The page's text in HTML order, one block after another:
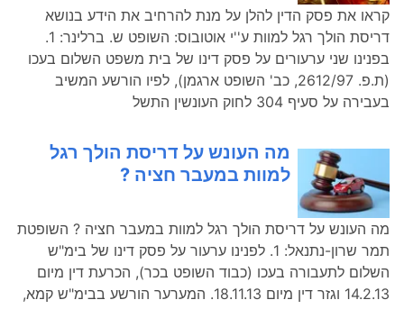
קראו את פסק הדין להלן על מנת להרחיב את הידע בנושא
דריסת הולך רגל למוות ע''י אוטובוס: השופט ש. ברלינר: 1.
בפנינו שני ערעורים על פסק דינו של בית משפט השלום בעכו
(ת.פ. 2612/97, כב' השופט ארגמן), לפיו הורשע המשיב
בעבירה על סעיף 304 לחוק העונשין התשל
מה העונש על דריסת הולך רגל
למוות במעבר חציה ?
מה העונש על דריסת הולך רגל למוות במעבר חציה ? השופטת
תמר שרון-נתנאל: 1. לפנינו ערעור על פסק דינו של בימ"ש
השלום לתעבורה בעכו (כבוד השופט בכר), הכרעת דין מיום
14.2.13 וגזר דין מיום 18.11.13. המערער הורשע בבימ"ש קמא,